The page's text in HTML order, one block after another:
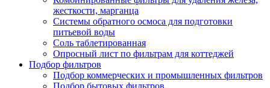
жесткости, марганца
Системы обратного осмоса для подготовки
питьевой воды
Соль таблетированная
Опросный лист по фильтрам для коттеджей
Подбор фильтров
Подбор коммерческих и промышленных фильтров
Подбор бытовых фильтров